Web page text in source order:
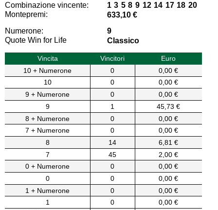
Combinazione vincente:
1 3 5 8 9 12 14 17 18 20
Montepremi:
633,10 €
Numerone:
9
Quote Win for Life
Classico
Vincita Vincitori
Euro
10 + Numerone
0
0,00 €
10
0
0,00 €
9 + Numerone
0
0,00 €
9
1
45,73 €
8 + Numerone
0
0,00 €
7 + Numerone
0
0,00 €
8
14
6,81 €
7
45
2,00 €
0 + Numerone
0
0,00 €
0
0
0,00 €
1 + Numerone
0
0,00 €
1
0
0,00 €